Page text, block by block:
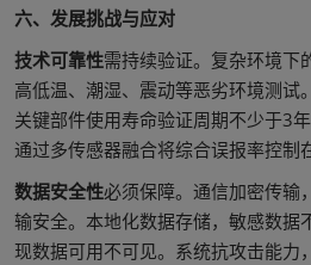
六、发展挑战与应对
技术可靠性需持续验证。复杂环境下
高低温、潮湿、震动等恶劣环境测试
关键部件使用寿命验证周期不少于3
通过多传感器融合将综合误报率控制
数据安全性必须保障。通信加密传输
输安全。本地化数据存储，敏感数据
现数据可用不可见。系统抗攻击能力